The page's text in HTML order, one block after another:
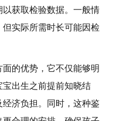
获取检验数据。一般情
实际所需时长可能因检
的优势，它不仅能够明
出生之前提前知晓结
济负担。同时，这种鉴